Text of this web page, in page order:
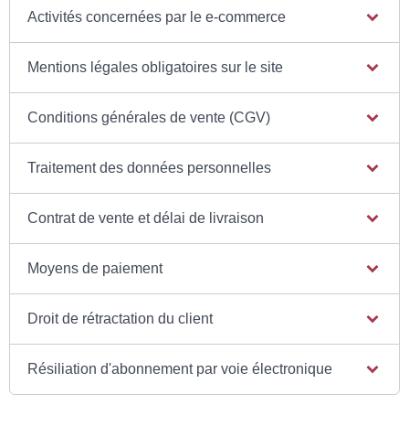
Activités concernées par le e-commerce
Mentions légales obligatoires sur le site
Conditions générales de vente (CGV)
Traitement des données personnelles
Contrat de vente et délai de livraison
Moyens de paiement
Droit de rétractation du client
Résiliation d'abonnement par voie électronique